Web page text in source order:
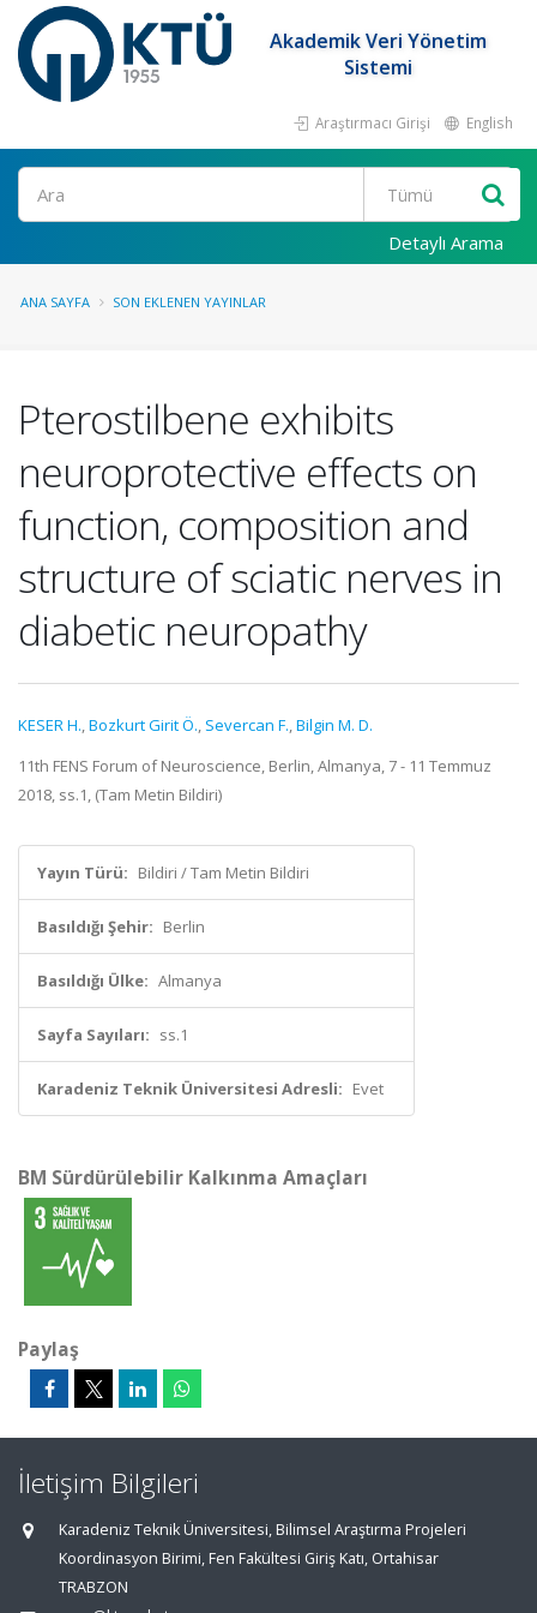
Akademik Veri Yönetim
Sistemi
Araştırmacı Girişi English
Ara
Detaylı Arama
ANA SAYFA SON EKLENEN YAYINLAR
Pterostilbene exhibits
neuroprotective effects on
function, composition and
structure of sciatic nerves in
diabetic neuropathy
KESER H.,Bozkurt Girit Ö., Severcan F.,Bilgin M. D.
11th FENS Forum of Neuroscience, Berlin, Almanya, 7 - 11 Temmuz
2018, ss.1, (Tam Metin Bildiri)
Yayın Türü: Bildiri / Tam Metin Bildiri
Basıldığı Şehir: Berlin
Basıldığı Ülke: Almanya
Sayfa Sayıları: ss.1
Karadeniz Teknik Üniversitesi Adresli: Evet
BM Sürdürülebilir Kalkınma Amaçları
Paylaş
İletişim Bilgileri
Karadeniz Teknik Üniversitesi, Bilimsel Araştırma Projeleri
Koordinasyon Birimi, Fen Fakültesi Giriş Katı, Ortahisar
TRABZON